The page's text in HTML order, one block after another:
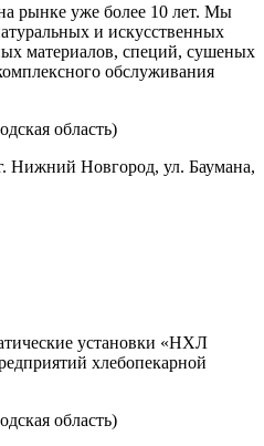
рынке уже более 10 лет. Мы
и искусственных
материалов, специй, сушеных
обслуживания
область)
Нижний Новгород, ул. Баумана,
установки «НХЛ
хлебопекарной
область)